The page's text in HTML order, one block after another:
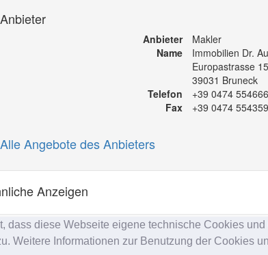
dass diese Webseite eigene technische Cookies
Weitere Informationen zur Benutzung der Cookies
Anbieter
Anbieter
Makler
Name
Immobilien Dr.
Europastrasse 15
39031 Bruneck
Telefon
+39 0474 554666
Fax
+39 0474 554359
Alle Angebote des Anbieters
Anzeigen
P.IVA IT02 621350210